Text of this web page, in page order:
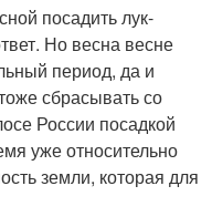
посадить лук-
Но весна весне
период, да и
сбрасывать со
России посадкой
уже относительно
земли, которая для